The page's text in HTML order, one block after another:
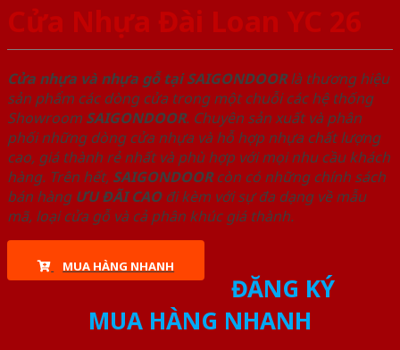
Cửa Nhựa Đài Loan YC 26
Cửa nhựa và nhựa gỗ tại SAIGONDOORlà thương hiệu
sản phẩm các dòng cửa trong một chuỗi các hệ thống
Showroom SAIGONDOOR. Chuyên sản xuất và phân
phối những dòng cửa nhựa và hỗ hợp nhựa chất lượng
cao, giá thành rẻ nhất và phù hợp với mọi nhu cầu khách
hàng. Trên hết, SAIGONDOORcòn có những chính sách
bán hàng ƯU ĐÃI CAOđi kèm với sự đa dạng về mẫu
mã, loại cửa gỗ và cả phân khúc giá thành.
MUA HÀNG NHANH
ĐĂNG KÝ
MUA HÀNG NHANH